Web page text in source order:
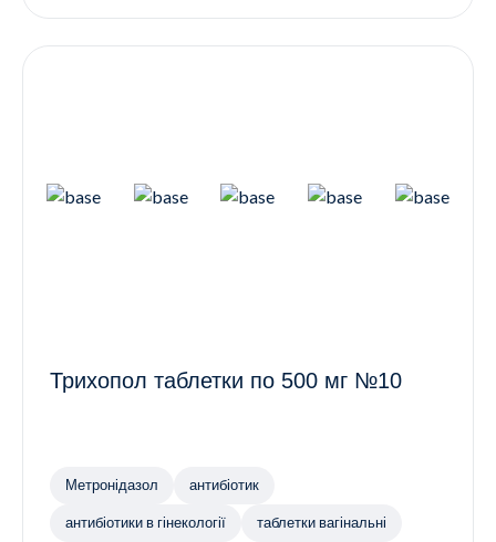
Трихопол таблетки по 500 мг №10
Метронідазол антибіотик
антибіотики в гінекології таблетки вагінальні